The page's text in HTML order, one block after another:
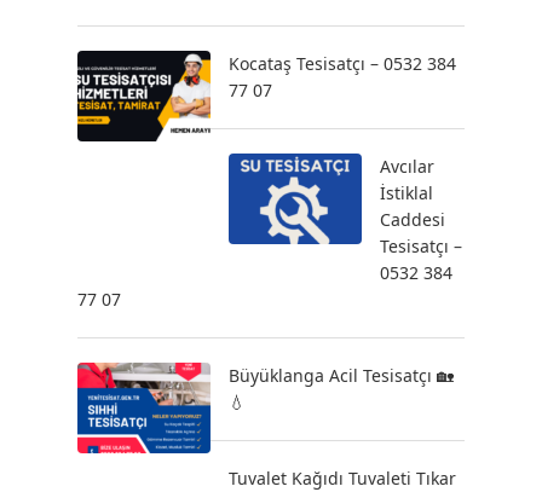
Kocataş Tesisatçı – 0532 384
77 07
Avcılar
İstiklal
Caddesi
Tesisatçı –
0532 384
77 07
Büyüklanga Acil Tesisatçı 🏡
💧
Tuvalet Kağıdı Tuvaleti Tıkar